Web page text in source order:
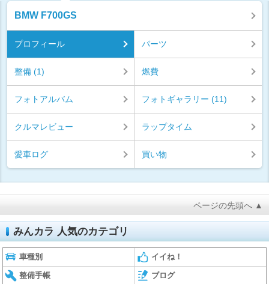
BMW F700GS
プロフィール パーツ
整備 (1) 燃費
フォトアルバム フォトギャラリー (11)
クルマレビュー ラップタイム
愛車ログ 買い物
ページの先頭へ ▲
みんカラ 人気のカテゴリ
車種別 イイね！
整備手帳 ブログ